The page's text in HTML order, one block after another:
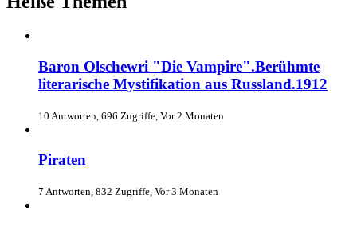
Baron Olschewri "Die Vampire".Berühmte
literarische Mystifikation aus Russland.1912
10 Antworten, 696 Zugriffe, Vor 2 Monaten
Piraten
7 Antworten, 832 Zugriffe, Vor 3 Monaten